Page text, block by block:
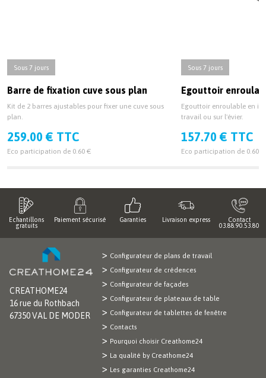
Sous 7 jours
Barre de fixation cuve sous plan
Kit de 2 barres ajustables pour fixer une cuve sous
plan.
259.00 € TTC
Eco participation de 0.60 €
Sous 7 jours
Egouttoir
Egouttoir enroulable en
travail ou sur l'évier.
157.70 € TTC
Eco participation de 0.60 €
Echantillons
gratuits
Paiement sécurisé Garanties Livraison express
Contact
03.88.90.53.80
CREATHOME24
16 rue du Rothbach
67350 VAL DE MODER
Configurateur de plans de travail
Configurateur de crédences
Configurateur de façades
Configurateur de plateaux de table
Configurateur de tablettes de fenêtre
Contacts
Pourquoi choisir Creathome24
La qualité by Creathome24
Les garanties Creathome24